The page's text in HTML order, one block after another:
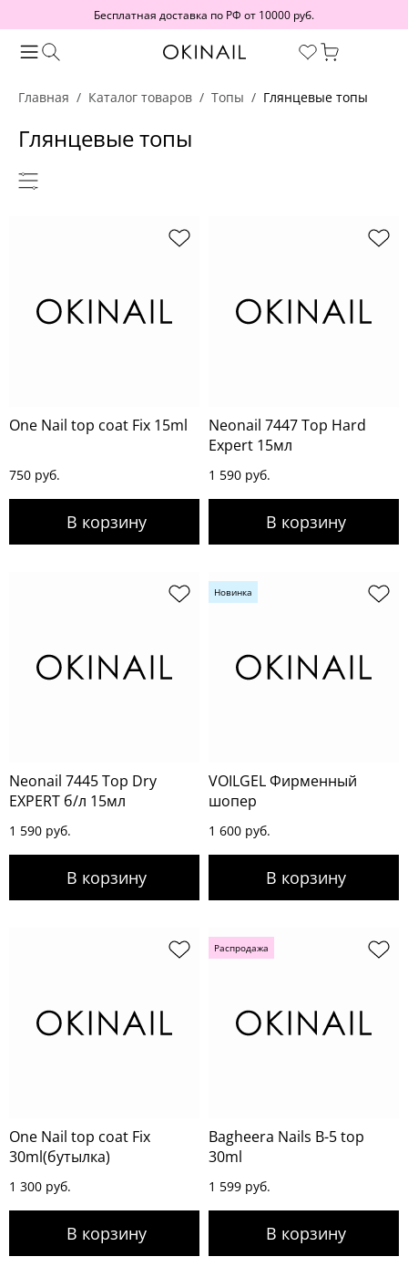
Бесплатная доставка по РФ от 10000 руб.
Главная Каталог товаров Топы Глянцевые топы
Глянцевые топы
One Nail top coat Fix 15ml
750 руб.
Neonail 7447 Top Hard
Expert 15мл
1 590 руб.
Neonail 7445 Top Dry
EXPERT б/л 15мл
1 590 руб.
Новинка
VOILGEL Фирменный
шопер
1 600 руб.
One Nail top coat Fix
30ml(бутылка)
1 300 руб.
Распродажа
Bagheera Nails B-5 top
30ml
1 599 руб.